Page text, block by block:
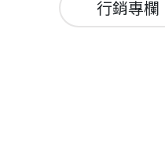
行銷專欄